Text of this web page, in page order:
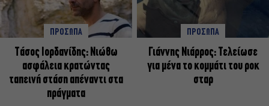
ΠΡΟΣΩΠΑ
Tάσος Ιορδανίδης: Νιώθω
ασφάλεια κρατώντας
ταπεινή στάση απέναντι στα
πράγματα
ΠΡΟΣΩΠΑ
Γιάννης Νιάρρος: Τελείωσε
για μένα το κομμάτι του ροκ
σταρ